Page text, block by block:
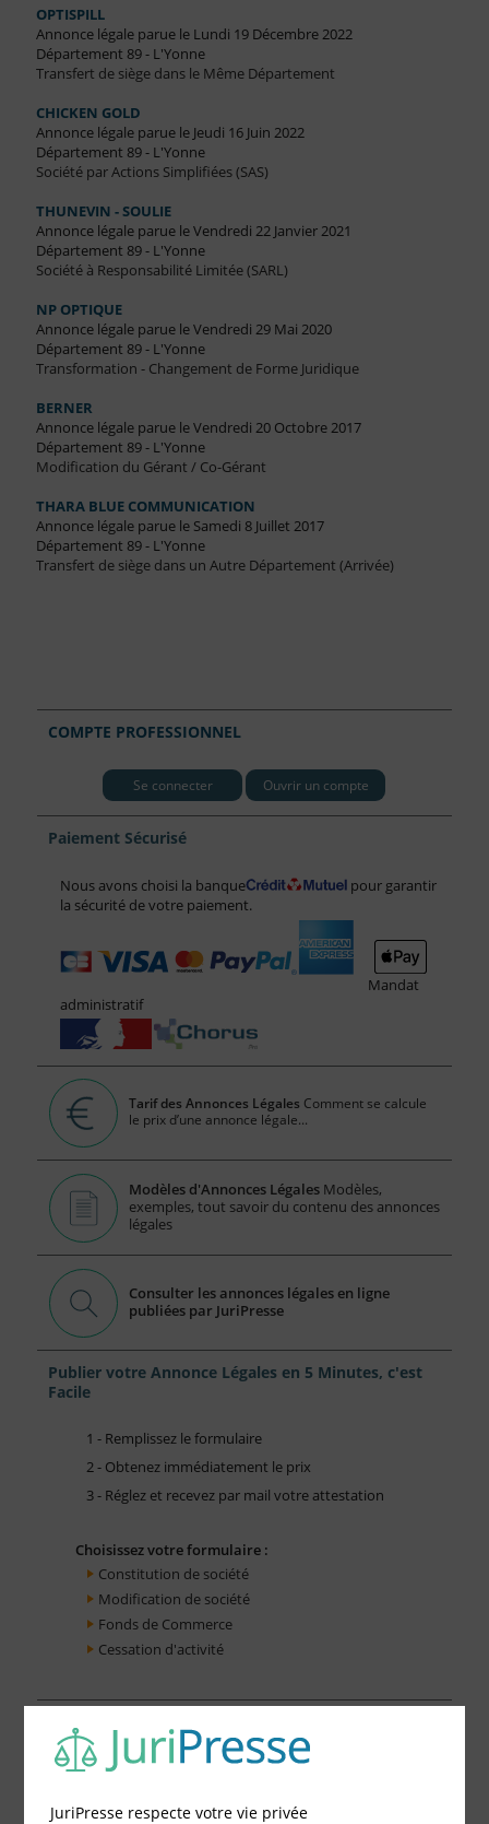
OPTISPILL
Annonce légale parue le Lundi 19 Décembre 2022
Département 89 - L'Yonne
Transfert de siège dans le Même Département
CHICKEN GOLD
Annonce légale parue le Jeudi 16 Juin 2022
Département 89 - L'Yonne
Société par Actions Simplifiées (SAS)
THUNEVIN - SOULIE
Annonce légale parue le Vendredi 22 Janvier 2021
Département 89 - L'Yonne
Société à Responsabilité Limitée (SARL)
NP OPTIQUE
Annonce légale parue le Vendredi 29 Mai 2020
Département 89 - L'Yonne
Transformation - Changement de Forme Juridique
BERNER
Annonce légale parue le Vendredi 20 Octobre 2017
Département 89 - L'Yonne
Modification du Gérant / Co-Gérant
THARA BLUE COMMUNICATION
Annonce légale parue le Samedi 8 Juillet 2017
Département 89 - L'Yonne
Transfert de siège dans un Autre Département (Arrivée)
COMPTE PROFESSIONNEL
Se connecter Ouvrir un compte
Paiement Sécurisé
Nous avons choisi la banque
pour garantir
la sécurité de votre paiement.
Mandat
administratif
Tarif des Annonces Légales Comment se calcule
le prix d’une annonce légale...
Modèles d'Annonces Légales Modèles,
exemples, tout savoir du contenu des annonces
légales
Consulter les annonces légales en ligne
publiées par JuriPresse
Publier votre Annonce Légales en 5 Minutes, c'est
Facile
1 - Remplissez le formulaire
2 - Obtenez immédiatement le prix
3 - Réglez et recevez par mail votre attestation
Choisissez votre formulaire :
Constitution de société
Modification de société
Fonds de Commerce
Cessation d'activité
JuriPresse respecte votre vie privée